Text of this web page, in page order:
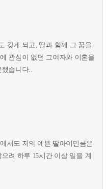
갖게 되고, 딸과 함께 그 꿈을
관심이 없던 그여자와 이혼을
습니다..
서도 저의 예쁜 딸아이만큼은
려 하루 15시간 이상 일을 계